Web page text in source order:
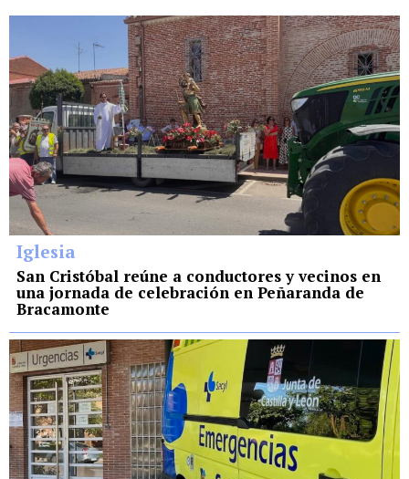
Iglesia
San Cristóbal reúne a conductores y vecinos en
una jornada de celebración en Peñaranda de
Bracamonte